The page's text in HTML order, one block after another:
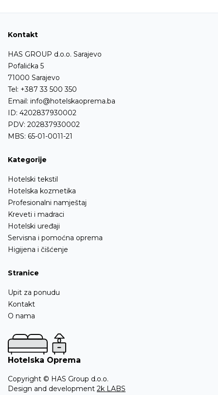
Kontakt
HAS GROUP d.o.o. Sarajevo
Pofalićka 5
71000 Sarajevo
Tel: +387 33 500 350
Email: info@hotelskaoprema.ba
ID: 4202837930002
PDV: 202837930002
MBS: 65-01-0011-21
Kategorije
Hotelski tekstil
Hotelska kozmetika
Profesionalni namještaj
Kreveti i madraci
Hotelski uređaji
Servisna i pomoćna oprema
Higijena i čišćenje
Stranice
Upit za ponudu
Kontakt
O nama
Hotelska Oprema
Copyright © HAS Group d.o.o.
Design and development 2k LABS